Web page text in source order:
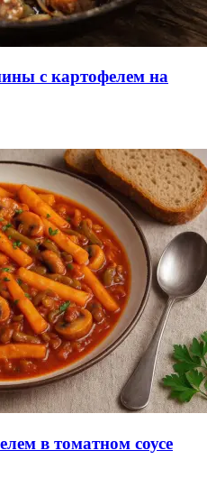
с картофелем на
в томатном соусе